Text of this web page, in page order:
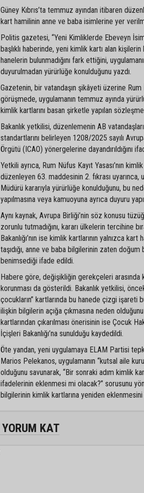
Güney Kıbrıs’ta temmuz ayından itibaren
kart hamilinin anne ve baba isimlerine yer
Politis gazetesi, “Yeni Kimliklerde Ebeveyn
başlıklı haberinde, yeni kimlik kartı alan
hanelerin bulunmadığını fark ettiğini,
duyurulmadan yürürlüğe konulduğunu yazdı.
Gazetenin, bir vatandaşın şikâyeti üzerine Rum
görüşmede, uygulamanın temmuz ayında
kimlik kartlarını basan şirketle yapılan
Bakanlık yetkilisi, düzenlemenin AB
standartlarını belirleyen 1208/2025 sayılı
Örgütü (ICAO) yönergelerine dayandırıldığını
Yetkili ayrıca, Rum Nüfus Kayıt Yasası’nın
düzenleyen 63. maddesinin 2. fıkrası uyarınca,
Müdürü kararıyla yürürlüğe konulduğunu, bu
yapılmasına veya kamuoyuna ayrıca duyuru
Aynı kaynak, Avrupa Birliği’nin söz konusu
zorunlu tutmadığını, kararı ülkelerin tercihine
Bakanlığı’nın ise kimlik kartlarının yalnızca
taşıdığı, anne ve baba bilgilerinin zaten doğum
benimsediği ifade edildi.
Habere göre, değişikliğin gerekçeleri arasında
korunması da gösterildi. Bakanlık yetkilisi,
çocukların” kartlarında bu hanede çizgi işareti
ilişkin bilgilerin açığa çıkmasına neden
kartlarından çıkarılması önerisinin ise Çocuk
İçişleri Bakanlığı’na sunulduğu kaydedildi.
Öte yandan, yeni uygulamaya ELAM Partisi
Marios Pelekanos, uygulamanın “kutsal aile
olduğunu savunarak, “Bir sonraki adım kimlik
ifadelerinin eklenmesi mi olacak?” sorusunu
bilgilerinin kimlik kartlarına yeniden
YORUM KAT